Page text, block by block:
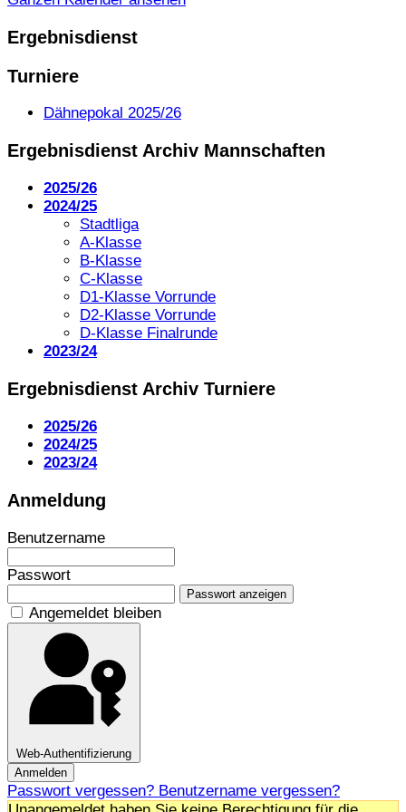
Ergebnisdienst
Turniere
Dähnepokal 2025/26
Ergebnisdienst Archiv Mannschaften
2025/26
2024/25
Stadtliga
A-Klasse
B-Klasse
C-Klasse
D1-Klasse Vorrunde
D2-Klasse Vorrunde
D-Klasse Finalrunde
2023/24
Ergebnisdienst Archiv Turniere
2025/26
2024/25
2023/24
Anmeldung
Benutzername
Passwort
Passwort anzeigen
Angemeldet bleiben
Web-Authentifizierung
Anmelden
Passwort vergessen? Benutzername vergessen?